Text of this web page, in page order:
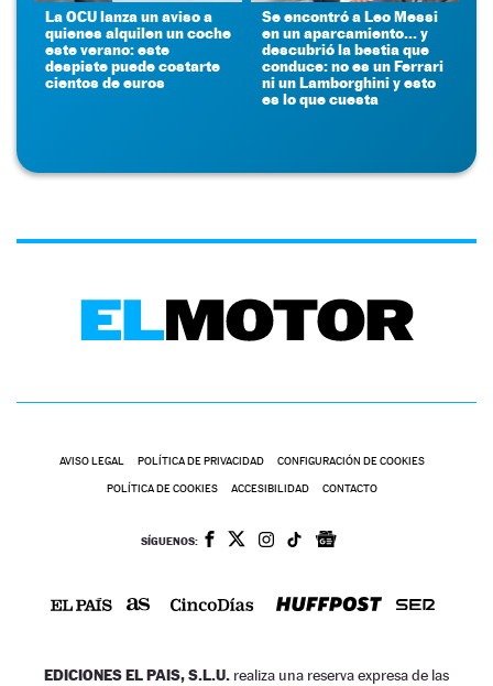
La OCU lanza un aviso a
quienes alquilen un coche
este verano: este
despiste puede costarte
cientos de euros
Se encontró a Leo Messi
en un aparcamiento... y
descubrió la bestia que
conduce: no es un Ferrari
ni un Lamborghini y esto
es lo que cuesta
AVISO LEGAL POLÍTICA DE PRIVACIDAD CONFIGURACIÓN DE COOKIES
POLÍTICA DE COOKIES ACCESIBILIDAD CONTACTO
SÍGUENOS:
EDICIONES EL PAIS, S.L.U. realiza una reserva expresa de las